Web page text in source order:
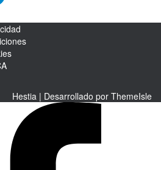
Hestia | Desarrollado por ThemeIsle